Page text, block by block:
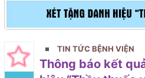
TIN TỨC BỆNH VIỆN
Thông báo kết